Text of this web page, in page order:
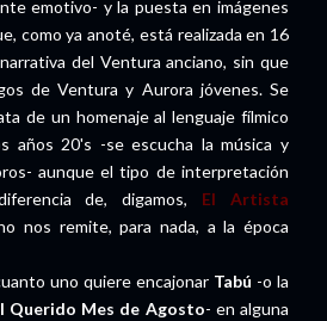
emotivo- y la puesta en imágenes
como ya anoté, está realizada en 16
del Ventura anciano, sin que
de Ventura y Aurora jóvenes. Se
de un homenaje al lenguaje fílmico
años 20's -se escucha la música y
aunque el tipo de interpretación
de, digamos, El Artista
nos remite, para nada, a la época
uno quiere encajonar Tabú -o la
Querido Mes de Agosto- en alguna